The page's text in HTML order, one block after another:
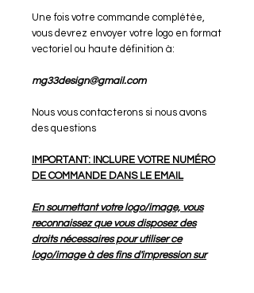
Une fois votre commande complétée,
vous devrez envoyer votre logo en format
vectoriel ou haute définition à:
mg33design@gmail.com
Nous vous contacterons si nous avons
des questions
IMPORTANT: INCLURE VOTRE NUMÉRO
DE COMMANDE DANS LE EMAIL
En soumettant votre logo/image, vous
reconnaissez que vous disposez des
droits nécessaires pour utiliser ce
logo/image à des fins d'impression sur